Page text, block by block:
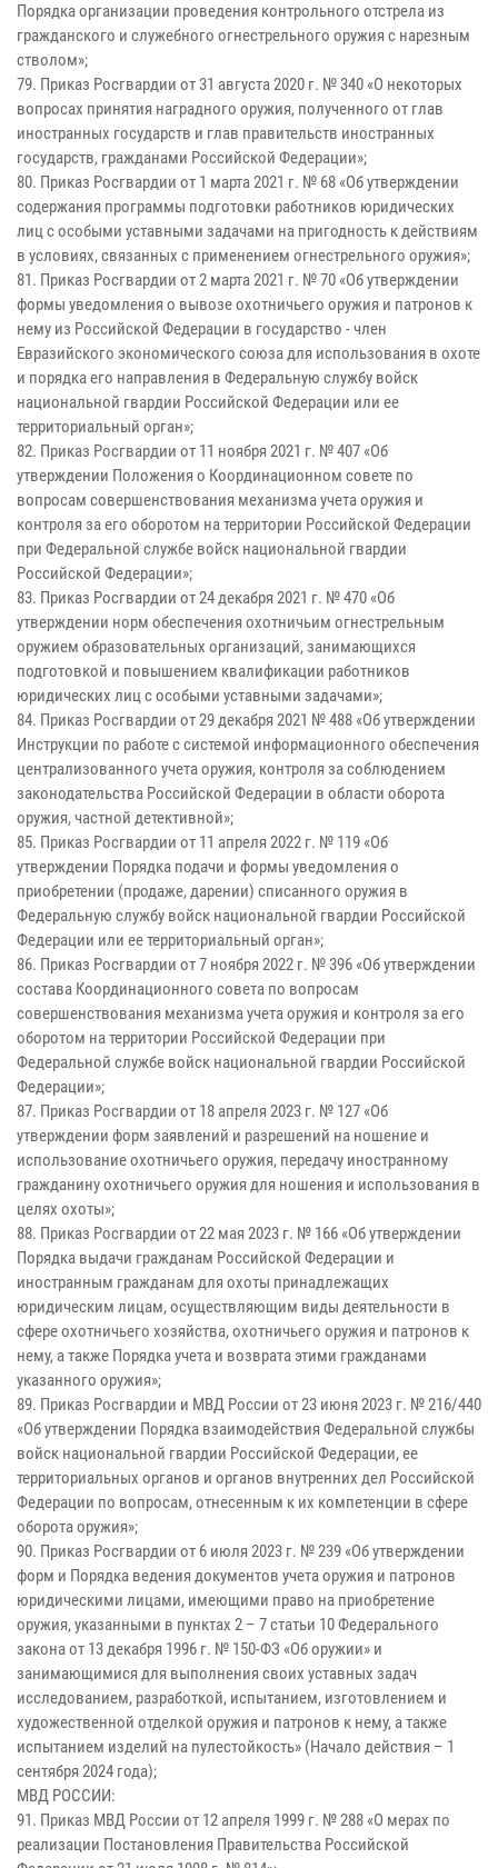
Порядка организации проведения контрольного отстрела из
гражданского и служебного огнестрельного оружия с нарезным
стволом»;
79. Приказ Росгвардии от 31 августа 2020 г. № 340 «О некоторых
вопросах принятия наградного оружия, полученного от глав
иностранных государств и глав правительств иностранных
государств, гражданами Российской Федерации»;
80. Приказ Росгвардии от 1 марта 2021 г. № 68 «Об утверждении
содержания программы подготовки работников юридических
лиц с особыми уставными задачами на пригодность к действиям
в условиях, связанных с применением огнестрельного оружия»;
81. Приказ Росгвардии от 2 марта 2021 г. № 70 «Об утверждении
формы уведомления о вывозе охотничьего оружия и патронов к
нему из Российской Федерации в государство - член
Евразийского экономического союза для использования в охоте
и порядка его направления в Федеральную службу войск
национальной гвардии Российской Федерации или ее
территориальный орган»;
82. Приказ Росгвардии от 11 ноября 2021 г. № 407 «Об
утверждении Положения о Координационном совете по
вопросам совершенствования механизма учета оружия и
контроля за его оборотом на территории Российской Федерации
при Федеральной службе войск национальной гвардии
Российской Федерации»;
83. Приказ Росгвардии от 24 декабря 2021 г. № 470 «Об
утверждении норм обеспечения охотничьим огнестрельным
оружием образовательных организаций, занимающихся
подготовкой и повышением квалификации работников
юридических лиц с особыми уставными задачами»;
84. Приказ Росгвардии от 29 декабря 2021 № 488 «Об утверждении
Инструкции по работе с системой информационного обеспечения
централизованного учета оружия, контроля за соблюдением
законодательства Российской Федерации в области оборота
оружия, частной детективной»;
85. Приказ Росгвардии от 11 апреля 2022 г. № 119 «Об
утверждении Порядка подачи и формы уведомления о
приобретении (продаже, дарении) списанного оружия в
Федеральную службу войск национальной гвардии Российской
Федерации или ее территориальный орган»;
86. Приказ Росгвардии от 7 ноября 2022 г. № 396 «Об утверждении
состава Координационного совета по вопросам
совершенствования механизма учета оружия и контроля за его
оборотом на территории Российской Федерации при
Федеральной службе войск национальной гвардии Российской
Федерации»;
87. Приказ Росгвардии от 18 апреля 2023 г. № 127 «Об
утверждении форм заявлений и разрешений на ношение и
использование охотничьего оружия, передачу иностранному
гражданину охотничьего оружия для ношения и использования в
целях охоты»;
88. Приказ Росгвардии от 22 мая 2023 г. № 166 «Об утверждении
Порядка выдачи гражданам Российской Федерации и
иностранным гражданам для охоты принадлежащих
юридическим лицам, осуществляющим виды деятельности в
сфере охотничьего хозяйства, охотничьего оружия и патронов к
нему, а также Порядка учета и возврата этими гражданами
указанного оружия»;
89. Приказ Росгвардии и МВД России от 23 июня 2023 г. № 216/440
«Об утверждении Порядка взаимодействия Федеральной службы
войск национальной гвардии Российской Федерации, ее
территориальных органов и органов внутренних дел Российской
Федерации по вопросам, отнесенным к их компетенции в сфере
оборота оружия»;
90. Приказ Росгвардии от 6 июля 2023 г. № 239 «Об утверждении
форм и Порядка ведения документов учета оружия и патронов
юридическими лицами, имеющими право на приобретение
оружия, указанными в пунктах 2 – 7 статьи 10 Федерального
закона от 13 декабря 1996 г. № 150-ФЗ «Об оружии» и
занимающимися для выполнения своих уставных задач
исследованием, разработкой, испытанием, изготовлением и
художественной отделкой оружия и патронов к нему, а также
испытанием изделий на пулестойкость» (Начало действия – 1
сентября 2024 года);
МВД РОССИИ:
91. Приказ МВД России от 12 апреля 1999 г. № 288 «О мерах по
реализации Постановления Правительства Российской